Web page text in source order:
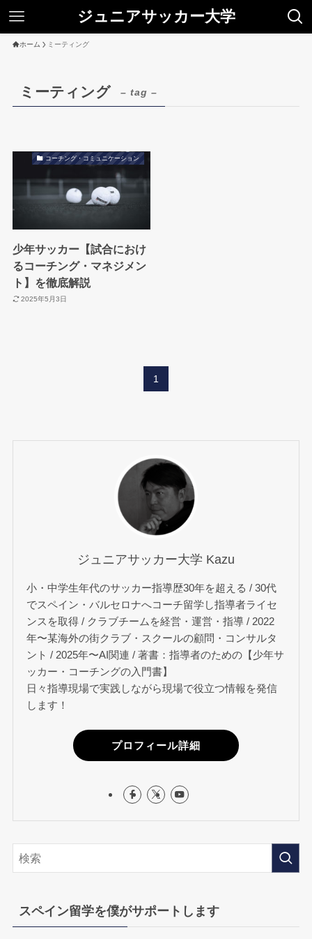
ジュニアサッカー大学
ホーム ミーティング
ミーティング – tag –
コーチング・コミュニケーション
少年サッカー【試合におけ
るコーチング・マネジメン
ト】を徹底解説
2025年5月3日
1
ジュニアサッカー大学 Kazu
小・中学生年代のサッカー指導歴30年を超える / 30代
でスペイン・バルセロナへコーチ留学し指導者ライセ
ンスを取得 / クラブチームを経営・運営・指導 / 2022
年〜某海外の街クラブ・スクールの顧問・コンサルタ
ント / 2025年〜AI関連 / 著書：指導者のための【少年サ
ッカー・コーチングの入門書】
日々指導現場で実践しながら現場で役立つ情報を発信
します！
プロフィール詳細
スペイン留学を僕がサポートします